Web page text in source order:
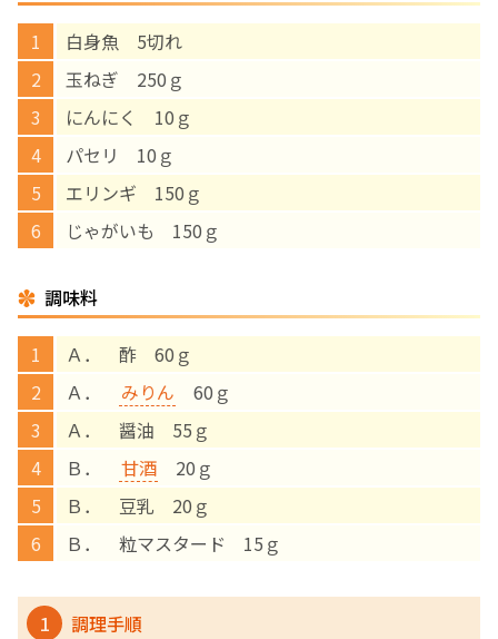
白身魚 5切れ
玉ねぎ 250ｇ
にんにく 10ｇ
パセリ 10ｇ
エリンギ 150ｇ
じゃがいも 150ｇ
調味料
Ａ． 酢 60ｇ
Ａ．
みりん 60ｇ
Ａ． 醤油 55ｇ
Ｂ． 甘酒 20ｇ
Ｂ． 豆乳 20ｇ
Ｂ． 粒マスタード 15ｇ
1 調理手順
その他の診療内容
‘さんルーム’ でさまざまな講座・クラス
遠方にお住まいで当院での出産を希望される方へ
医師プロフィール